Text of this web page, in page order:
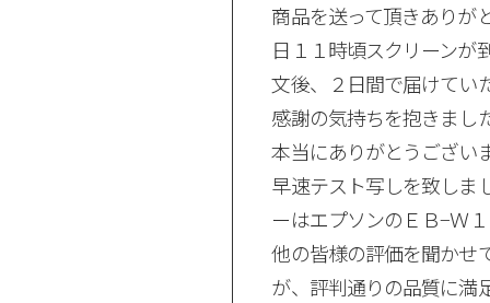
商品を送って頂きありが
日１１時頃スクリーンが
文後、２日間で届けてい
感謝の気持ちを抱きまし
本当にありがとうござい
早速テスト写しを致しま
ーはエプソンのＥＢ−Ｗ
他の皆様の評価を聞かせ
が、評判通りの品質に満